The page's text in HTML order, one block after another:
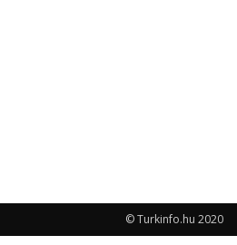
© Turkinfo.hu 2020